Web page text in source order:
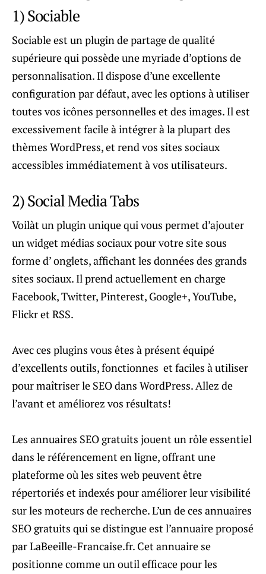
1) Sociable
Sociable est un plugin de partage de qualité
supérieure qui possède une myriade d’options de
personnalisation. Il dispose d’une excellente
configuration par défaut, avec les options à utiliser
toutes vos icônes personnelles et des images. Il est
excessivement facile à intégrer à la plupart des
thèmes WordPress, et rend vos sites sociaux
accessibles immédiatement à vos utilisateurs.
2) Social Media Tabs
Voilàt un plugin unique qui vous permet d’ajouter
un widget médias sociaux pour votre site sous
forme d’ onglets, affichant les données des grands
sites sociaux. Il prend actuellement en charge
Facebook, Twitter, Pinterest, Google+, YouTube,
Flickr et RSS.
Avec ces plugins vous êtes à présent équipé
d’excellents outils, fonctionnes et faciles à utiliser
pour maîtriser le SEO dans WordPress. Allez de
l’avant et améliorez vos résultats!
Les annuaires SEO gratuits jouent un rôle essentiel
dans le référencement en ligne, offrant une
plateforme où les sites web peuvent être
répertoriés et indexés pour améliorer leur visibilité
sur les moteurs de recherche. L’un de ces annuaires
SEO gratuits qui se distingue est l’annuaire proposé
par LaBeeille-Francaise.fr. Cet annuaire se
positionne comme un outil efficace pour les